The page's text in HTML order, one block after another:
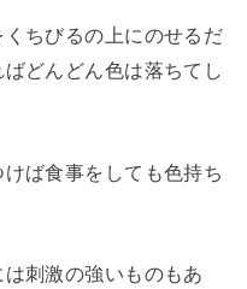
ちびるの上にのせるだ
どんどん色は落ちてし
ば食事をしても色持ち
刺激の強いものもあ